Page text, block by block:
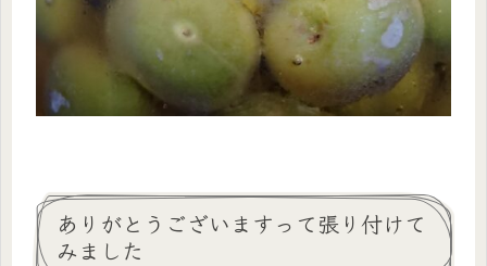
ありがとうございますって張り付けて
みました